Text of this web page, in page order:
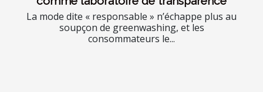
La mode dite « responsable » n’échappe plus au
soupçon de greenwashing, et les
consommateurs le...